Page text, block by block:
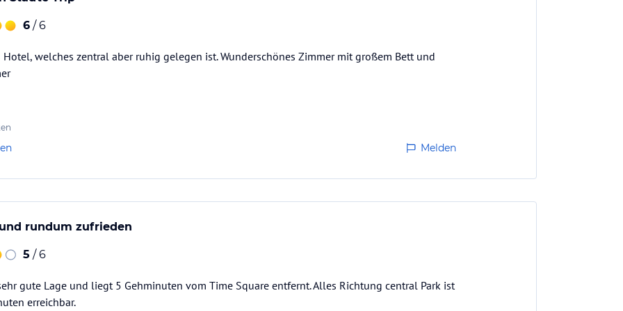
6 / 6
Hotel, welches zentral aber ruhig gelegen ist. Wunderschönes Zimmer mit großem Bett und
Melden
rundum zufrieden
5 / 6
gute Lage und liegt 5 Gehminuten vom Time Square entfernt. Alles Richtung central Park ist
erreichbar.